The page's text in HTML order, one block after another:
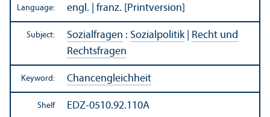
Language: engl. | franz. [Printversion]
Subject: Sozialfragen : Sozialpolitik| Recht und
Rechtsfragen
Keyword: Chancengleichheit
Shelf
EDZ-0510.92.110A